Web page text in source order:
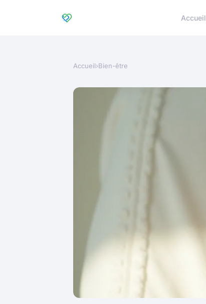
Accueil
Accueil›Bien-être